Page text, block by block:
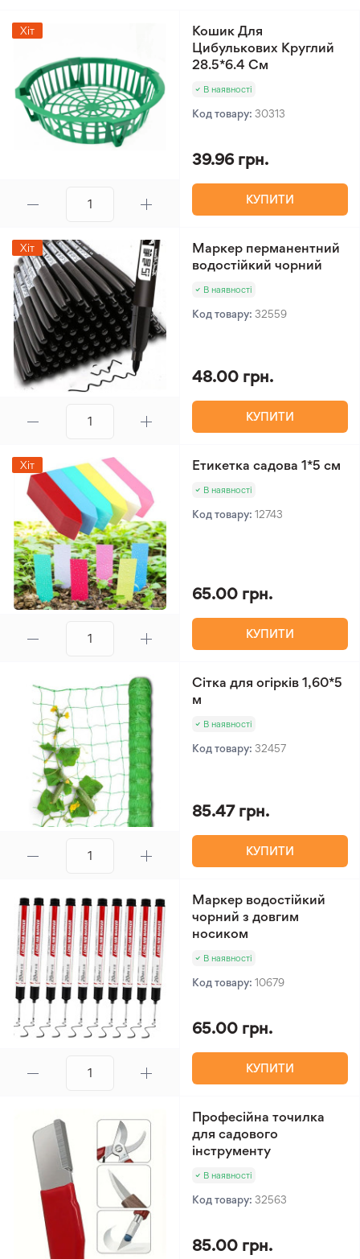
Хіт
Кошик Для
Цибулькових Круглий
28.5*6.4 См
В наявності
Код товару: 30313
39.96 грн.
КУПИТИ
Хіт
Маркер перманентний
водостійкий чорний
В наявності
Код товару: 32559
48.00 грн.
КУПИТИ
Хіт Етикетка садова 1*5 см
В наявності
Код товару: 12743
65.00 грн.
КУПИТИ
Сітка для огірків 1,60*5
м
В наявності
Код товару: 32457
85.47 грн.
КУПИТИ
Маркер водостійкий
чорний з довгим
носиком
В наявності
Код товару: 10679
65.00 грн.
КУПИТИ
Професійна точилка
для садового
інструменту
В наявності
Код товару: 32563
85.00 грн.